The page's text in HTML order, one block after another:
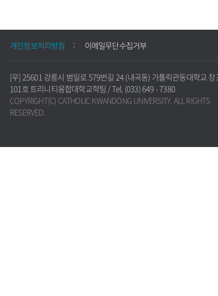
개인정보처리방침 이메일무단수집거부
[우] 25601 강릉시 범일로 579번길 24 (내곡동) 가톨릭관동대학교 창
101호 트리니티융합대학교학팀 / Tel. (033) 649 - 7380
COPYRIGHT(C) CATHOLIC KWANDONG UNIVERSITY. ALL RIGHTS
RESERVED.